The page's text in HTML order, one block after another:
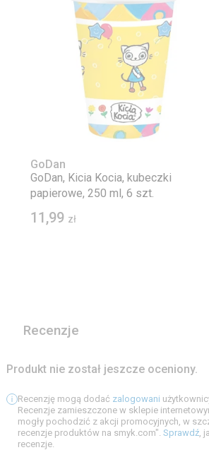
GoDan
GoDan, Kicia Kocia, kubeczki
papierowe, 250 ml, 6 szt.
11,99 zł
Recenzje
Produkt nie został jeszcze oceniony.
Recenzję mogą dodać zalogowani
Recenzje zamieszczone w sklepie
mogły pochodzić z akcji promocyjnych, w
recenzje produktów na smyk.com". Sprawdź,
recenzje.